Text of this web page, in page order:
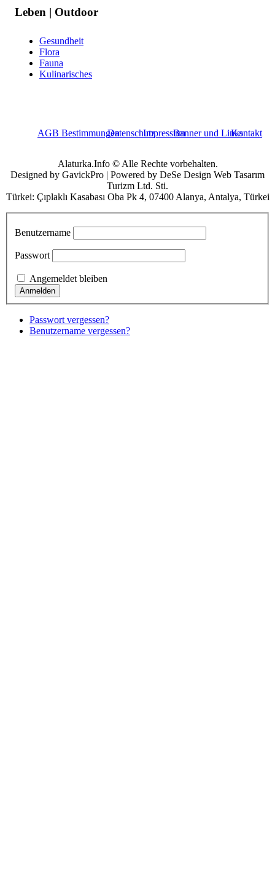
Leben | Outdoor
Gesundheit
Flora
Fauna
Kulinarisches
AGB BestimmungenDatenschutzImpressumBanner und LinksKontakt
Alaturka.Info © Alle Rechte vorbehalten.
Designed by GavickPro | Powered by DeSe Design Web Tasarım
Turizm Ltd. Sti.
Türkei: Çıplaklı Kasabası Oba Pk 4, 07400 Alanya, Antalya, Türkei
Benutzername
Passwort
Angemeldet bleiben
Passwort vergessen?
Benutzername vergessen?